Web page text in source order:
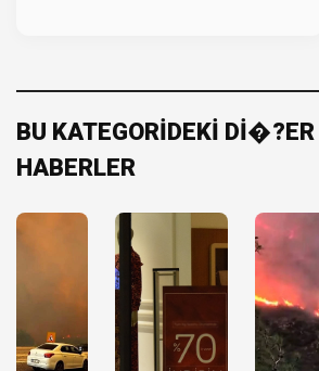
BU KATEGORİDEKİ Dİ�?ER
HABERLER